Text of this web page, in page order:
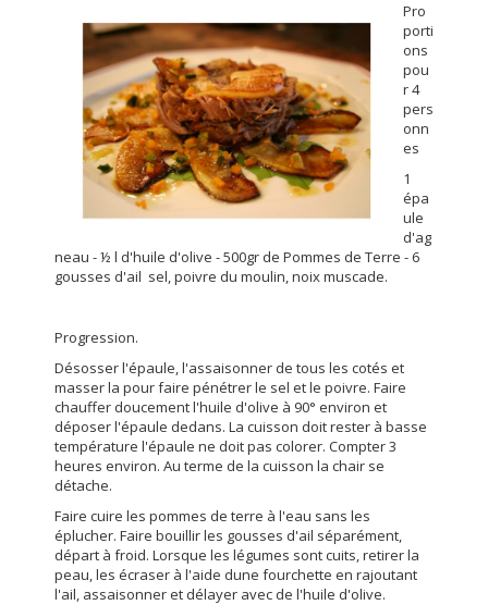
Pro
porti
ons
pou
r 4
pers
onn
es
1
épa
ule
d'ag
neau - ½ l d'huile d'olive - 500gr de Pommes de Terre - 6
gousses d'ail sel, poivre du moulin, noix muscade.
Progression.
Désosser l'épaule, l'assaisonner de tous les cotés et
masser la pour faire pénétrer le sel et le poivre. Faire
chauffer doucement l'huile d'olive à 90° environ et
déposer l'épaule dedans. La cuisson doit rester à basse
température l'épaule ne doit pas colorer. Compter 3
heures environ. Au terme de la cuisson la chair se
détache.
Faire cuire les pommes de terre à l'eau sans les
éplucher. Faire bouillir les gousses d'ail séparément,
départ à froid. Lorsque les légumes sont cuits, retirer la
peau, les écraser à l'aide dune fourchette en rajoutant
l'ail, assaisonner et délayer avec de l'huile d'olive.